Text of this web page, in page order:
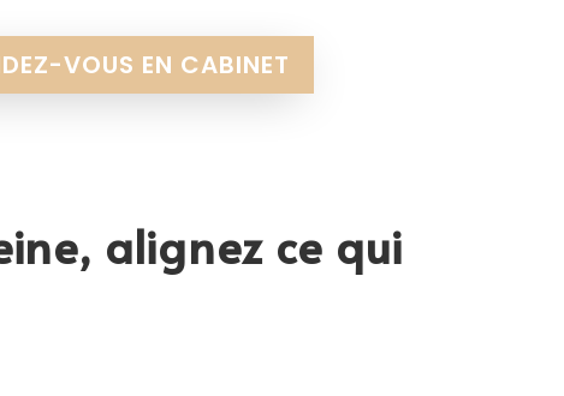
VOUS EN CABINET
alignez ce qui